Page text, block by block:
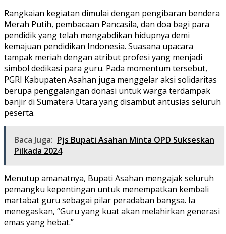
Rangkaian kegiatan dimulai dengan pengibaran bendera
Merah Putih, pembacaan Pancasila, dan doa bagi para
pendidik yang telah mengabdikan hidupnya demi
kemajuan pendidikan Indonesia. Suasana upacara
tampak meriah dengan atribut profesi yang menjadi
simbol dedikasi para guru. Pada momentum tersebut,
PGRI Kabupaten Asahan juga menggelar aksi solidaritas
berupa penggalangan donasi untuk warga terdampak
banjir di Sumatera Utara yang disambut antusias seluruh
peserta.
Baca Juga: Pjs Bupati Asahan Minta OPD Sukseskan
Pilkada 2024
Menutup amanatnya, Bupati Asahan mengajak seluruh
pemangku kepentingan untuk menempatkan kembali
martabat guru sebagai pilar peradaban bangsa. Ia
menegaskan, “Guru yang kuat akan melahirkan generasi
emas yang hebat.”